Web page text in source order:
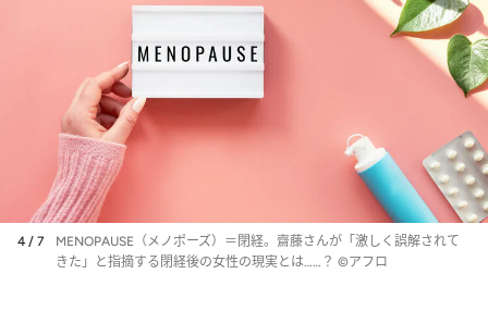
4 / 7
MENOPAUSE（メノポーズ）＝閉経。齋藤さんが「激しく誤解されて
きた」と指摘する閉経後の女性の現実とは……？ ©アフロ